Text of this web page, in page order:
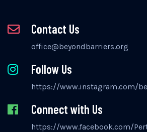
Contact Us
office@beyondbarriers.org
Follow Us
https://www.instagram.com/
Connect with Us
https://www.facebook.com/